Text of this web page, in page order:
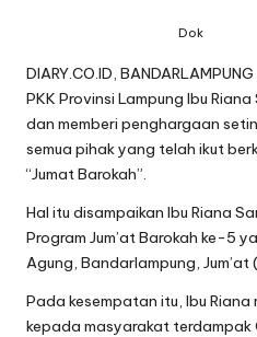
Dok
DIARY.CO.ID,
PKK Provinsi Lampung Ibu
dan memberi penghargaan
semua pihak yang telah ikut
“Jumat Barokah”.
Hal itu disampaikan Ibu Riana
Program Jum’at Barokah ke-5
Agung, Bandarlampung,
Pada kesempatan itu, Ibu
kepada masyarakat